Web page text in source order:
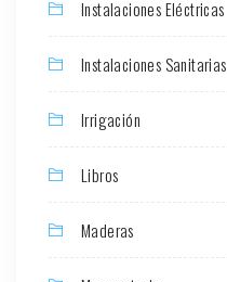
Instalaciones Eléctricas
Instalaciones Sanitarias
Irrigación
Libros
Maderas